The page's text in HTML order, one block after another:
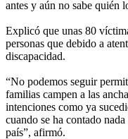
antes y aún no sabe quién
Explicó que unas 80
personas que debido a
discapacidad.
“No podemos seguir
familias campen a las
intenciones como ya
cuando se ha contado
país”, afirmó.